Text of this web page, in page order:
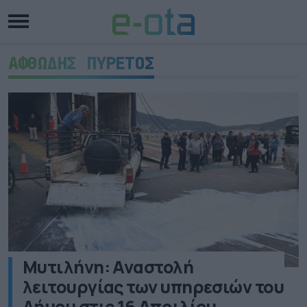
ΑΦΘΩΔΗΣ ΠΥΡΕΤΟΣ
Μυτιλήνη: Αναστολή
λειτουργίας των υπηρεσιών του